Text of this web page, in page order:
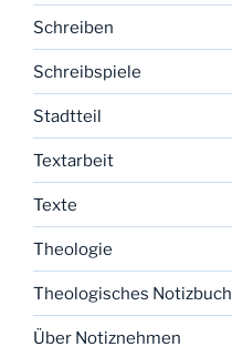
Schreiben
Schreibspiele
Stadtteil
Textarbeit
Texte
Theologie
Theologisches Notizbuch
Über Notiznehmen